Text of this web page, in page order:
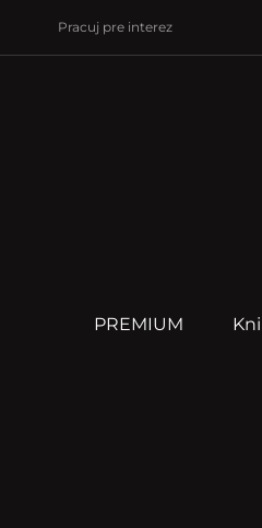
Pracuj pre interez
PREMIUM